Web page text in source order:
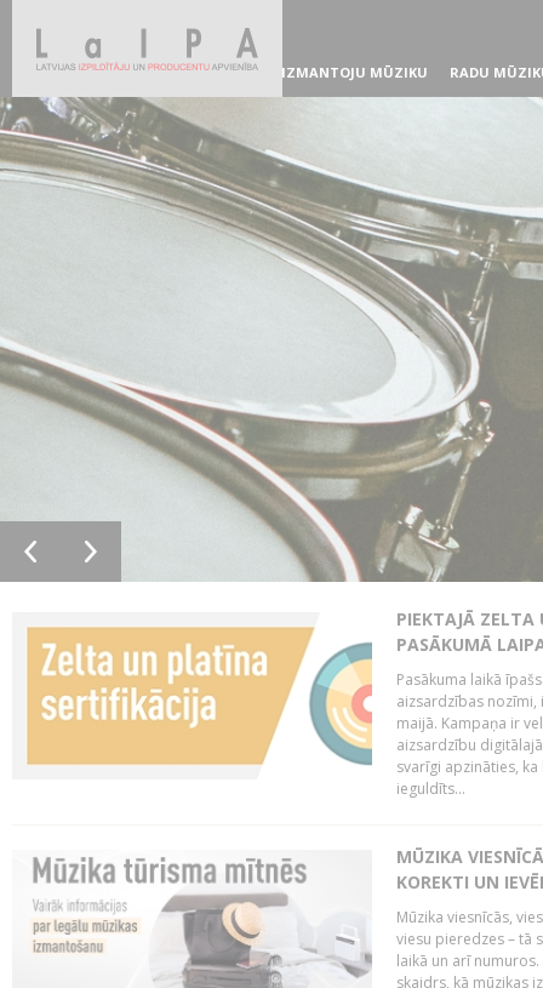
IZMANTOJU MŪZIKU RADU
PIEKTAJĀ ZELTA
PASĀKUMĀ
Pasākuma laikā
aizsardzības nozīmi,
maijā. Kampaņa ir
aizsardzību
svarīgi apzināties,
ieguldīts...
MŪZIKA
KOREKTI UN
Mūzika viesnīcās,
viesu pieredzes – tā
laikā un arī
skaidrs, kā mūzikas